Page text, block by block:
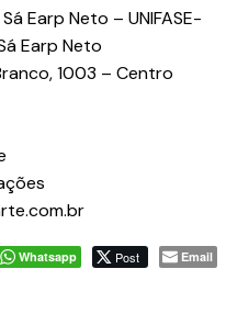
Earp Neto – UNIFASE-
Earp Neto
1003 – Centro
Whatsapp Post Email